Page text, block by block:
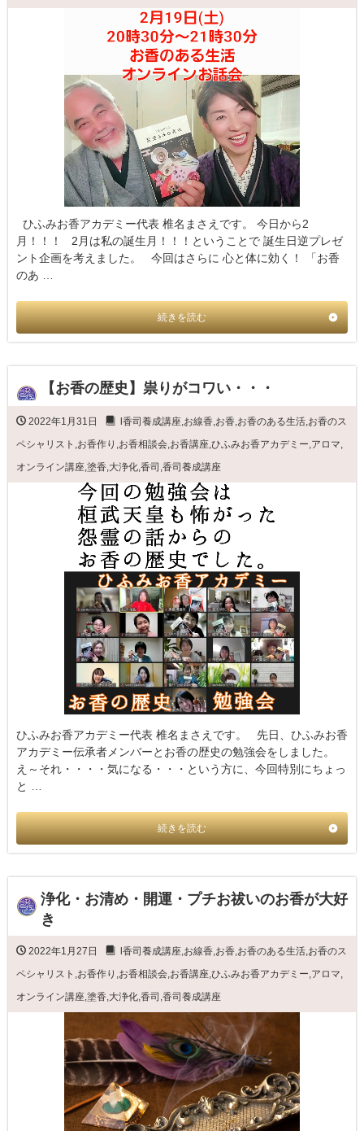
ひふみお香アカデミー代表 椎名まさえです。 今日から2
月！！！ 2月は私の誕生月！！！ということで 誕生日逆プレゼ
ント企画を考えました。 今回はさらに 心と体に効く！ 「お香
のあ …
続きを読む
【お香の歴史】祟りがコワい・・・
2022年1月31日 l香司養成講座,お線香,お香,お香のある生活,お香のス
ペシャリスト ,お香作り ,お香相談会,お香講座,ひふみお香アカデミー,アロマ,
オンライン講座,塗香,大浄化,香司 ,香司養成講座
ひふみお香アカデミー代表 椎名まさえです。 先日、ひふみお香
アカデミー伝承者メンバーとお香の歴史の勉強会をしました。
え～それ・・・・気になる・・・という方に、今回特別にちょっ
と …
続きを読む
浄化・お清め・開運・プチお祓いのお香が大好
き
2022年1月27日 l香司養成講座,お線香,お香,お香のある生活,お香のス
ペシャリスト ,お香作り ,お香相談会,お香講座,ひふみお香アカデミー,アロマ,
オンライン講座,塗香,大浄化,香司 ,香司養成講座